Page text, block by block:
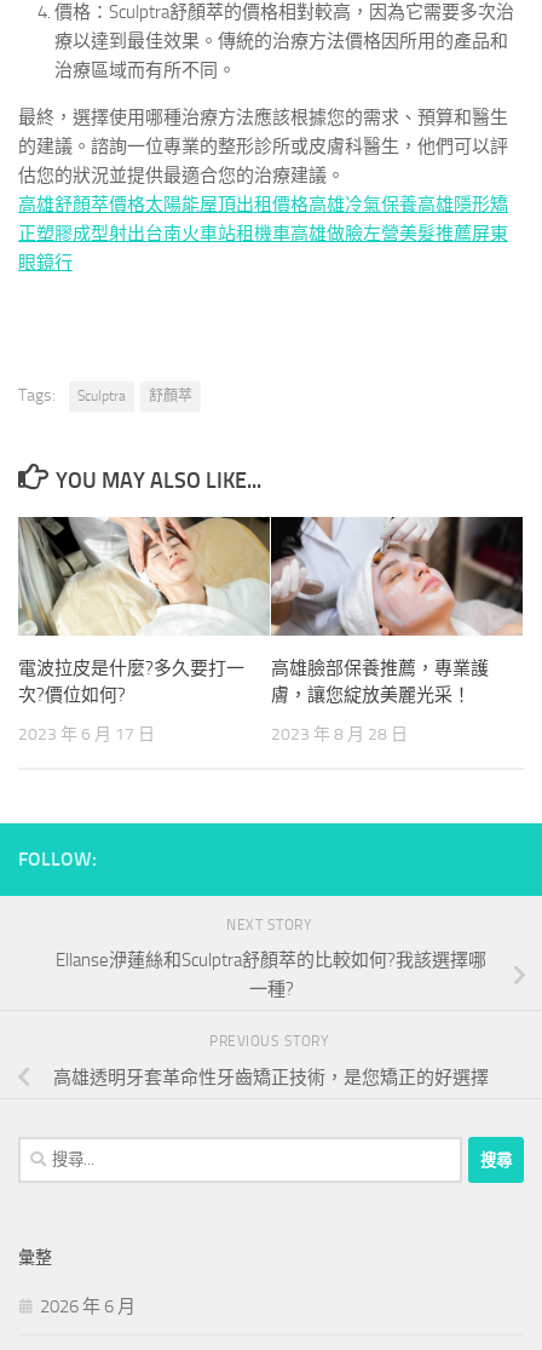
價格：Sculptra舒顏萃的價格相對較高，因為它需要多次治
療以達到最佳效果。傳統的治療方法價格因所用的產品和
治療區域而有所不同。
最終，選擇使用哪種治療方法應該根據您的需求、預算和醫生
的建議。諮詢一位專業的整形診所或皮膚科醫生，他們可以評
估您的狀況並提供最適合您的治療建議。
高雄舒顏萃價格太陽能屋頂出租價格高雄冷氣保養高雄隱形矯
正塑膠成型射出台南火車站租機車高雄做臉左營美髮推薦屏東
眼鏡行
Tags: Sculptra 舒顏萃
YOU MAY ALSO LIKE...
電波拉皮是什麼?多久要打一
次?價位如何?
2023 年 6 月 17 日
高雄臉部保養推薦，專業護
膚，讓您綻放美麗光采！
2023 年 8 月 28 日
FOLLOW:
NEXT STORY
Ellanse洢蓮絲和Sculptra舒顏萃的比較如何?我該選擇哪
一種?
PREVIOUS STORY
高雄透明牙套革命性牙齒矯正技術，是您矯正的好選擇
搜
尋
字:
彙整
2026 年 6 月